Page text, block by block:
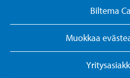
Biltema
Muokkaa